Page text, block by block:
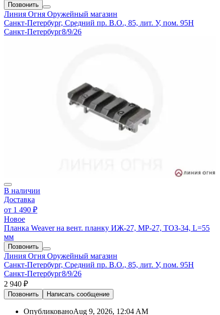
Позвонить
Линия Огня Оружейный магазин
Санкт-Петербург, Средний пр. В.О., 85, лит. У, пом. 95Н
Санкт-Петербург8/9/26
В наличии
Доставка
от 1 490 ₽
Новое
Планка Weaver на вент. планку ИЖ-27, МР-27, ТОЗ-34, L=55
мм
Позвонить
Линия Огня Оружейный магазин
Санкт-Петербург, Средний пр. В.О., 85, лит. У, пом. 95Н
Санкт-Петербург8/9/26
2 940 ₽
Позвонить Написать сообщение
ОпубликованоAug 9, 2026, 12:04 AM